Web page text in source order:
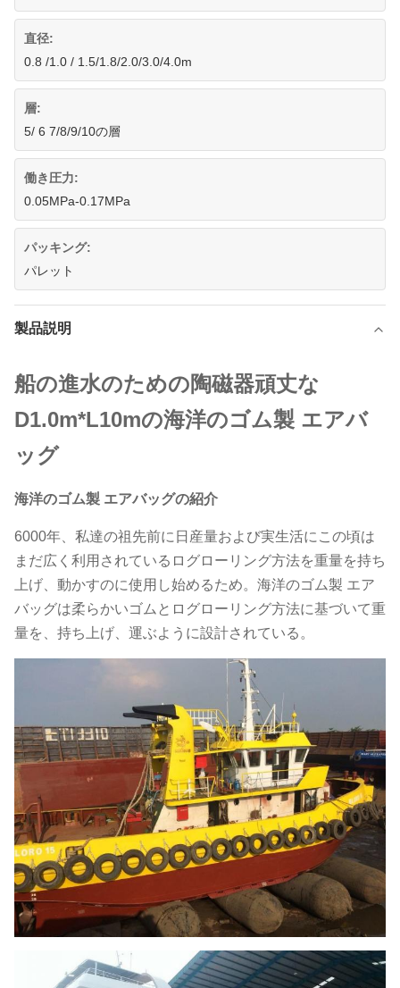
直径:
0.8 /1.0 / 1.5/1.8/2.0/3.0/4.0m
層:
5/ 6 7/8/9/10の層
働き圧力:
0.05MPa-0.17MPa
パッキング:
パレット
製品説明
船の進水のための陶磁器頑丈な
D1.0m*L10mの海洋のゴム製 エアバ
ッグ
海洋のゴム製 エアバッグの紹介
6000年、私達の祖先前に日産量および実生活にこの頃は
まだ広く利用されているログローリング方法を重量を持ち
上げ、動かすのに使用し始めるため。海洋のゴム製 エア
バッグは柔らかいゴムとログローリング方法に基づいて重
量を、持ち上げ、運ぶように設計されている。